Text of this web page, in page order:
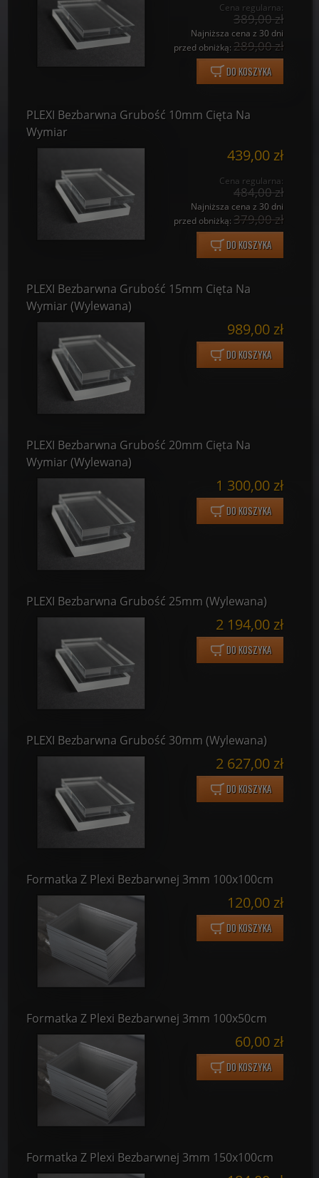
Cena regularna:
389,00 zł
Najniższa cena z 30 dni
przed obniżką: 289,00 zł
DO KOSZYKA
PLEXI Bezbarwna Grubość 10mm Cięta Na
Wymiar
439,00 zł
Cena regularna:
484,00 zł
Najniższa cena z 30 dni
przed obniżką: 379,00 zł
DO KOSZYKA
PLEXI Bezbarwna Grubość 15mm Cięta Na
Wymiar (Wylewana)
989,00 zł
DO KOSZYKA
PLEXI Bezbarwna Grubość 20mm Cięta Na
Wymiar (Wylewana)
1 300,00 zł
DO KOSZYKA
PLEXI Bezbarwna Grubość 25mm (Wylewana)
2 194,00 zł
DO KOSZYKA
PLEXI Bezbarwna Grubość 30mm (Wylewana)
2 627,00 zł
DO KOSZYKA
Formatka Z Plexi Bezbarwnej 3mm 100x100cm
120,00 zł
DO KOSZYKA
Formatka Z Plexi Bezbarwnej 3mm 100x50cm
60,00 zł
DO KOSZYKA
Formatka Z Plexi Bezbarwnej 3mm 150x100cm